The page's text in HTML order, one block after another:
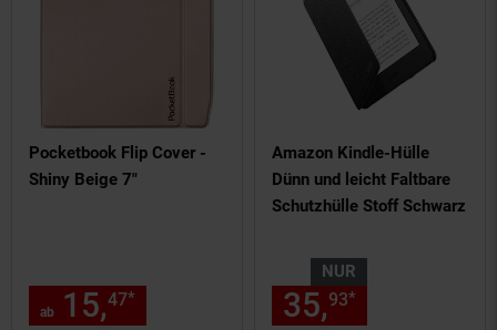
Pocketbook Flip Cover -
Shiny Beige 7"
ab 15,47* € Sternchen
Amazon Kindle-Hülle
Dünn und leicht Faltbare
Schutzhülle Stoff Schwarz
NUR
35,93*